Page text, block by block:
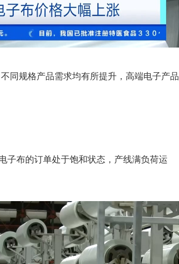
不同规格产品需求均有所提升，高端电子产品
布的订单处于饱和状态，产线满负荷运